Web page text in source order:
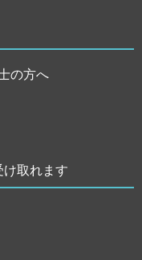
の方へ
け取れます